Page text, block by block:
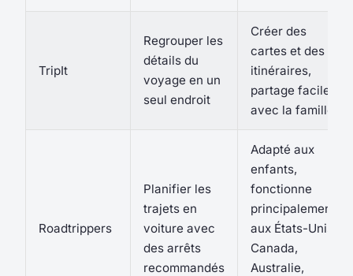
TripIt
Regrouper les
détails du
voyage en un
seul endroit
Créer des
cartes et des
itinéraires,
partage facile
avec la famille
Roadtrippers
Planifier les
trajets en
voiture avec
des arrêts
recommandés
Adapté aux
enfants,
fonctionne
principalement
aux États-Unis,
Canada,
Australie,